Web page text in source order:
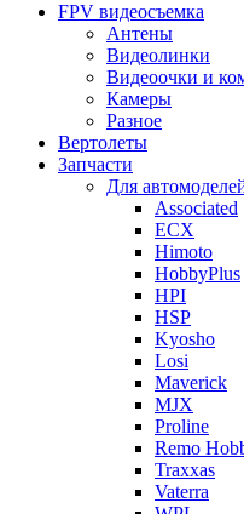
FPV видеосъемка
Антены
Видеолинки
Видеоочки и
Камеры
Разное
Вертолеты
Запчасти
Для
Associated
ECX
Himoto
HobbyPlus
HPI
HSP
Kyosho
Losi
Maverick
MJX
Proline
Remo
Traxxas
Vaterra